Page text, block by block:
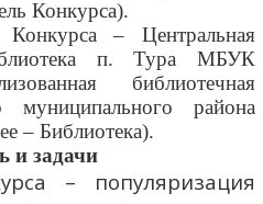
Конкурса).
Конкурса – Центральная
п. Тура МБУК
библиотечная
муниципального района
– Библиотека).
и задачи
– популяризация